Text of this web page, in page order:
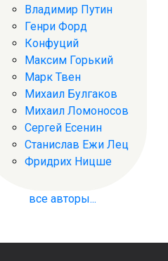
Владимир Путин
Генри Форд
Конфуций
Максим Горький
Марк Твен
Михаил Булгаков
Михаил Ломоносов
Сергей Есенин
Станислав Ежи Лец
Фридрих Ницше
все авторы...